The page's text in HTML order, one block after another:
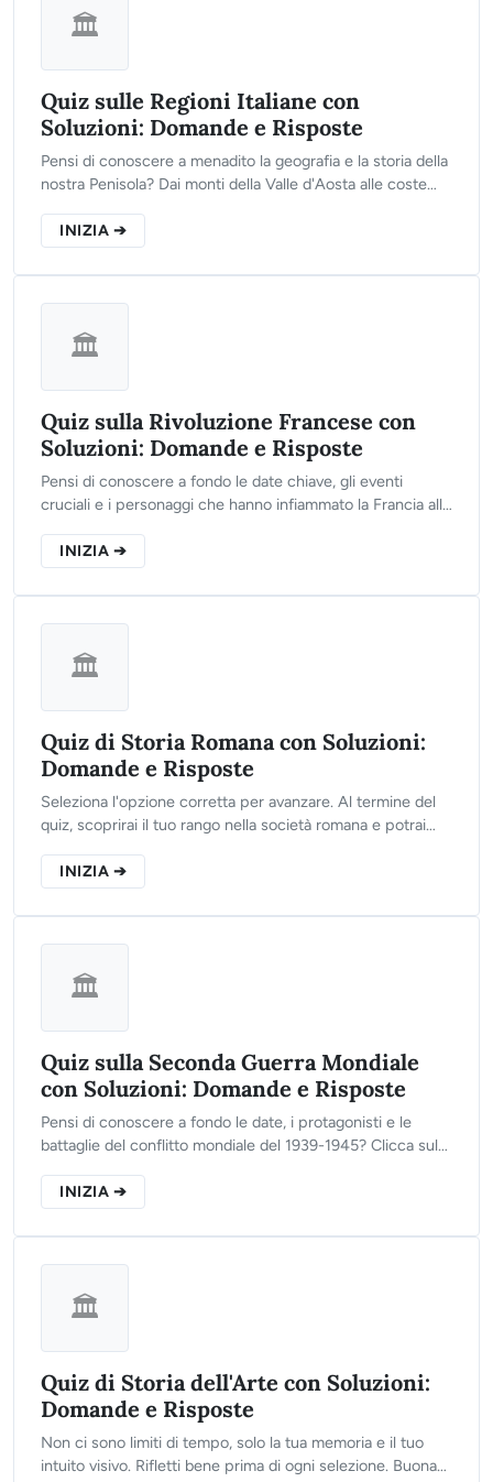
🏛️
Quiz sulle Regioni Italiane con
Soluzioni: Domande e Risposte
Pensi di conoscere a menadito la geografia e la storia della
nostra Penisola? Dai monti della Valle d'Aosta alle coste
domande del nostro test e scopri se sei un vero esperto
del territorio italiano!
INIZIA ➔
🏛️
Quiz sulla Rivoluzione Francese con
Soluzioni: Domande e Risposte
Pensi di conoscere a fondo le date chiave, gli eventi
cruciali e i personaggi che hanno infiammato la Francia alla
rispondi alle 10 domande del nostro test e scopri quanto
ne sai!
INIZIA ➔
🏛️
Quiz di Storia Romana con Soluzioni:
Domande e Risposte
Seleziona l'opzione corretta per avanzare. Al termine del
quiz, scoprirai il tuo rango nella società romana e potrai
approfondire ogni evento.
INIZIA ➔
🏛️
Quiz sulla Seconda Guerra Mondiale
con Soluzioni: Domande e Risposte
Pensi di conoscere a fondo le date, i protagonisti e le
battaglie del conflitto mondiale del 1939-1945? Clicca sul
test e scopri il tuo punteggio finale!
INIZIA ➔
🏛️
Quiz di Storia dell'Arte con Soluzioni:
Domande e Risposte
Non ci sono limiti di tempo, solo la tua memoria e il tuo
intuito visivo. Rifletti bene prima di ogni selezione. Buona